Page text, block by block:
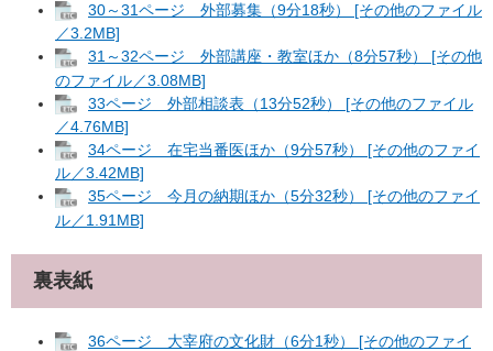
30～31ページ 外部募集（9分18秒） [その他のファイル
／3.2MB]
31～32ページ 外部講座・教室ほか（8分57秒） [その他
のファイル／3.08MB]
33ページ 外部相談表（13分52秒） [その他のファイル
／4.76MB]
34ページ 在宅当番医ほか（9分57秒） [その他のファイ
ル／3.42MB]
35ページ 今月の納期ほか（5分32秒） [その他のファイ
ル／1.91MB]
裏表紙
36ページ 大宰府の文化財（6分1秒） [その他のファイ